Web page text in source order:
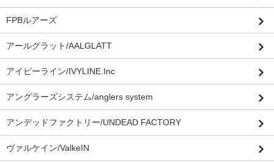
FPBルアーズ
アールグラット/AALGLATT
アイビーライン/IVYLINE.Inc
アングラーズシステム/anglers system
アンデッドファクトリー/UNDEAD FACTORY
ヴァルケイン/ValkeIN